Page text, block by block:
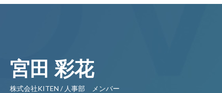
宮田 彩花
株式会社KITEN / 人事部 メンバー